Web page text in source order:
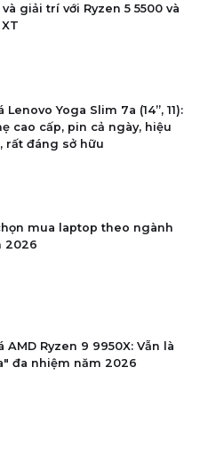
và giải trí với Ryzen 5 5500 và
Yoga Slim 7a (14”, 11):
cao cấp, pin cả ngày, hiệu
rất đáng sở hữu
mua laptop theo ngành
2026
AMD Ryzen 9 9950X: Vẫn là
đa nhiệm năm 2026